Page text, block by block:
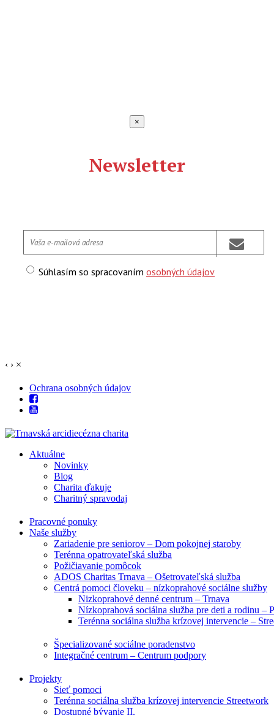
×
Newsletter
Súhlasím so spracovaním osobných údajov
‹ › ×
Ochrana osobných údajov
Aktuálne
Novinky
Blog
Charita ďakuje
Charitný spravodaj
Pracovné ponuky
Naše služby
Zariadenie pre seniorov – Dom pokojnej staroby
Terénna opatrovateľská služba
Požičiavanie pomôcok
ADOS Charitas Trnava – Ošetrovateľská služba
Centrá pomoci človeku – nízkoprahové sociálne služby
Nizkoprahové denné centrum – Trnava
Nízkoprahová sociálna služba pre deti a rodinu –
Terénna sociálna služba krízovej intervencie –
Špecializované sociálne poradenstvo
Integračné centrum – Centrum podpory
Projekty
Sieť pomoci
Terénna sociálna služba krízovej intervencie Streetwork
Dostupné bývanie II.